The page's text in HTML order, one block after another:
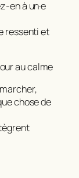
en à un·e
ressenti et
au calme
chose de